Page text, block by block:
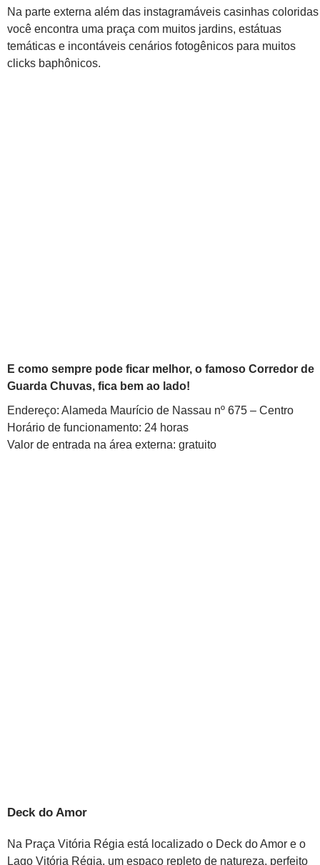
Na parte externa além das instagramáveis casinhas coloridas
você encontra uma praça com muitos jardins, estátuas
temáticas e incontáveis cenários fotogênicos para muitos
clicks baphônicos.
E como sempre pode ficar melhor, o famoso Corredor de
Guarda Chuvas, fica bem ao lado!
Endereço: Alameda Maurício de Nassau nº 675 – Centro
Horário de funcionamento: 24 horas
Valor de entrada na área externa: gratuito
Deck do Amor
Na Praça Vitória Régia está localizado o Deck do Amor e o
Lago Vitória Régia, um espaço repleto de natureza, perfeito